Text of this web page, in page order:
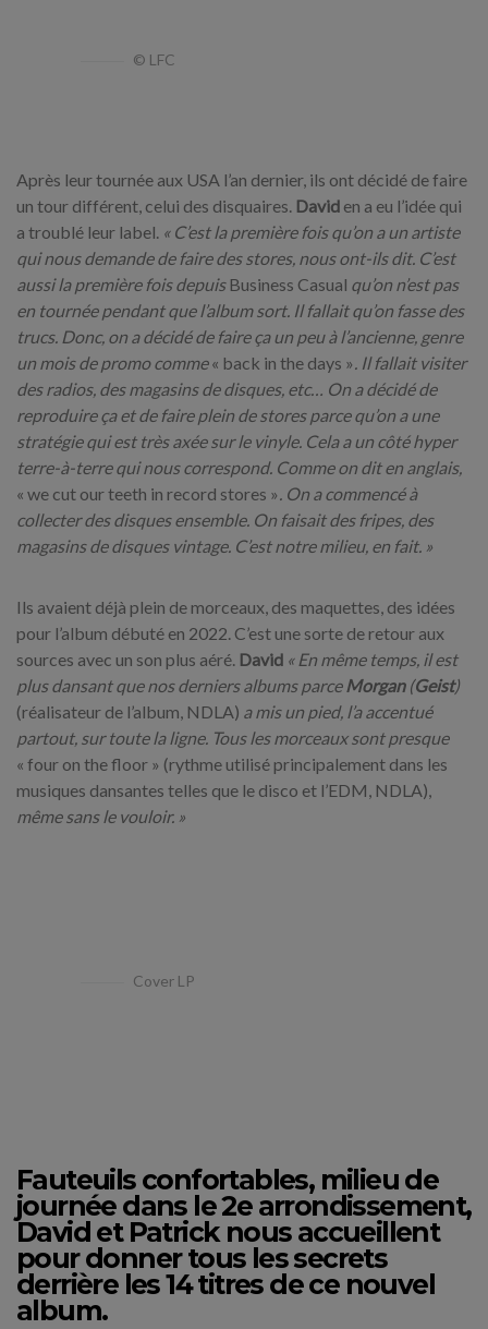
© LFC
Après leur tournée aux USA l’an dernier, ils ont décidé de faire
un tour différent, celui des disquaires. David en a eu l’idée qui
a troublé leur label. « C’est la première fois qu’on a un artiste
qui nous demande de faire des stores, nous ont-ils dit. C’est
aussi la première fois depuis Business Casual qu’on n’est pas
en tournée pendant que l’album sort. Il fallait qu’on fasse des
trucs. Donc, on a décidé de faire ça un peu à l’ancienne, genre
un mois de promo comme« back in the days ». Il fallait visiter
des radios, des magasins de disques, etc… On a décidé de
reproduire ça et de faire plein de stores parce qu’on a une
stratégie qui est très axée sur le vinyle. Cela a un côté hyper
terre-à-terre qui nous correspond. Comme on dit en anglais,
« we cut our teeth in record stores ». On a commencé à
collecter des disques ensemble. On faisait des fripes, des
magasins de disques vintage. C’est notre milieu, en fait. »
Ils avaient déjà plein de morceaux, des maquettes, des idées
pour l’album débuté en 2022. C’est une sorte de retour aux
sources avec un son plus aéré. David « En même temps, il est
plus dansant que nos derniers albums parce Morgan(Geist)
(réalisateur de l’album, NDLA) a mis un pied, l’a accentué
partout, sur toute la ligne. Tous les morceaux sont presque
« four on the floor » (rythme utilisé principalement dans les
musiques dansantes telles que le disco et l’EDM, NDLA),
même sans le vouloir. »
Cover LP
Fauteuils confortables, milieu de
journée dans le 2e arrondissement,
David et Patrick nous accueillent
pour donner tous les secrets
derrière les 14 titres de ce nouvel
album.